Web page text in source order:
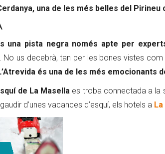
una de les més belles del Pirineu
una pista negra només apte per
No us decebrà, tan per les bones vistes
és una de les més emocionants
de La Masella es troba connectada a la
d’unes vacances d’esquí, els hotels a